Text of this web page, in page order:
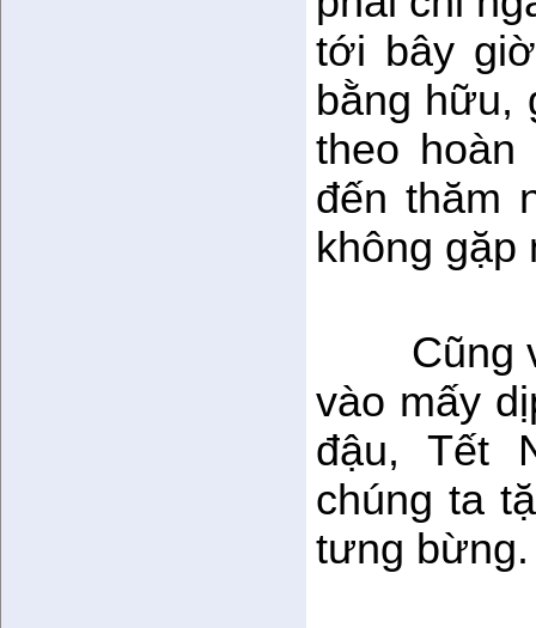
tới bây
bằng hữu,
theo
đến thăm
không
Cũng
vào mấy
đậu, Tết
chúng ta
tưng bừng.